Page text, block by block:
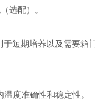
选配）。
短期培养以及需要箱
度准确性和稳定性。